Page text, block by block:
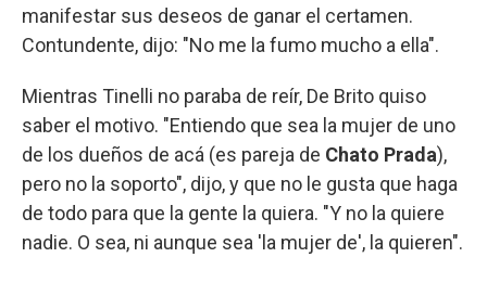
manifestar sus deseos de ganar el certamen.
Contundente, dijo: "No me la fumo mucho a ella".
Mientras Tinelli no paraba de reír, De Brito quiso
saber el motivo. "Entiendo que sea la mujer de uno
de los dueños de acá (es pareja de Chato Prada),
pero no la soporto", dijo, y que no le gusta que haga
de todo para que la gente la quiera. "Y no la quiere
nadie. O sea, ni aunque sea 'la mujer de', la quieren".